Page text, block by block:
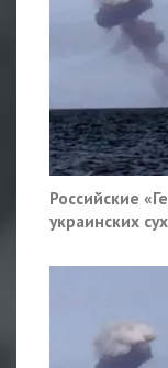
Российские
украинских